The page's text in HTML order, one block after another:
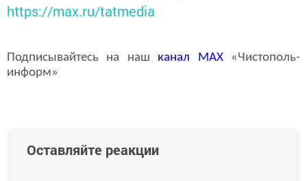
https://max.ru/tatmedia
Подписывайтесь на наш канал MAX«Чистополь-
информ»
Оставляйте реакции